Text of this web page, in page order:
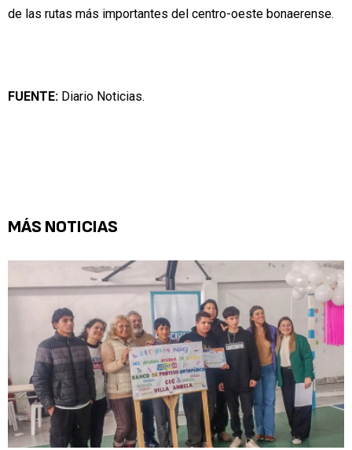
de las rutas más importantes del centro-oeste bonaerense.
FUENTE: Diario Noticias.
MÁS NOTICIAS